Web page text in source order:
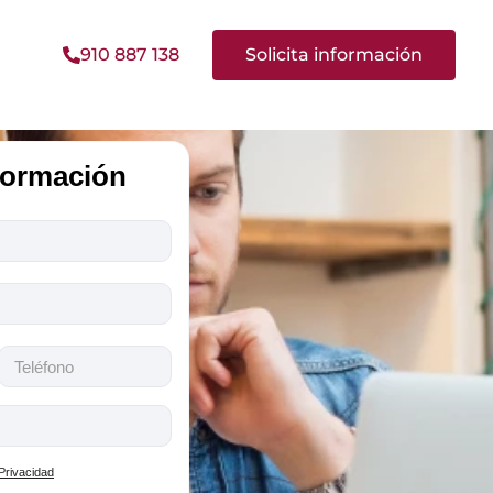
Solicita información
910 887 138